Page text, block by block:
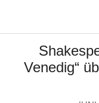
Venedig“